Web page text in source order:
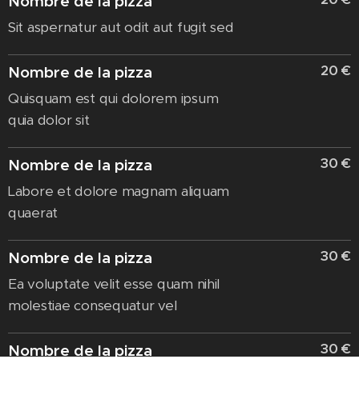
Sit aspernatur aut odit aut fugit sed
Nombre de la pizza
Quisquam est qui dolorem ipsum
quia dolor sit
20 €
Nombre de la pizza
Labore et dolore magnam aliquam
quaerat
30 €
Nombre de la pizza
Ea voluptate velit esse quam nihil
molestiae consequatur vel
30 €
Nombre de la pizza 30 €